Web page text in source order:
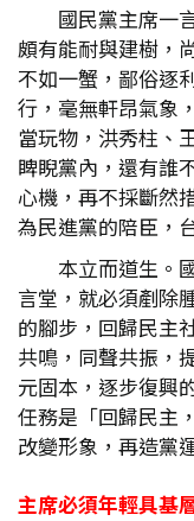
國民黨主席一
頗有能耐與建樹，
不如一蟹，鄙俗逐
行，毫無軒昂氣象
當玩物，洪秀柱、
睥睨黨內，還有誰
心機，再不採斷然
為民進黨的陪臣，
本立而道生。
言堂，就必須剷除
的腳步，回歸民主
共鳴，同聲共振，
元固本，逐步復興
任務是「回歸民主
改變形象，再造黨
主席必須年輕具基